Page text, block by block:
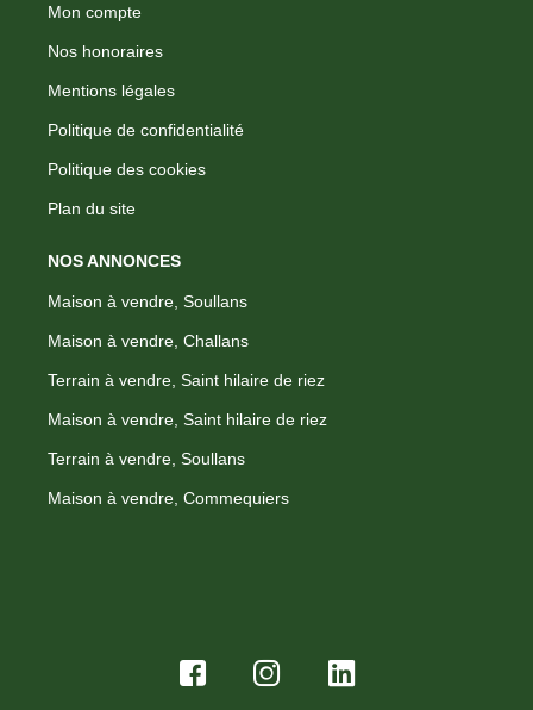
Mon compte
Nos honoraires
Mentions légales
Politique de confidentialité
Politique des cookies
Plan du site
NOS ANNONCES
Maison à vendre, Soullans
Maison à vendre, Challans
Terrain à vendre, Saint hilaire de riez
Maison à vendre, Saint hilaire de riez
Terrain à vendre, Soullans
Maison à vendre, Commequiers